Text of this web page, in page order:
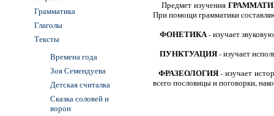
Предмет изучения
При помощи грамматики
ФОНЕТИКА- изучает
ПУНКТУАЦИЯ- изучает
ФРАЗЕОЛОГИЯ- изучает
всего пословицы и поговорки,
Грамматика
Глаголы
Тексты
Времена года
Зоя Семендуева
Детская считалка
Сказка соловей и
ворон